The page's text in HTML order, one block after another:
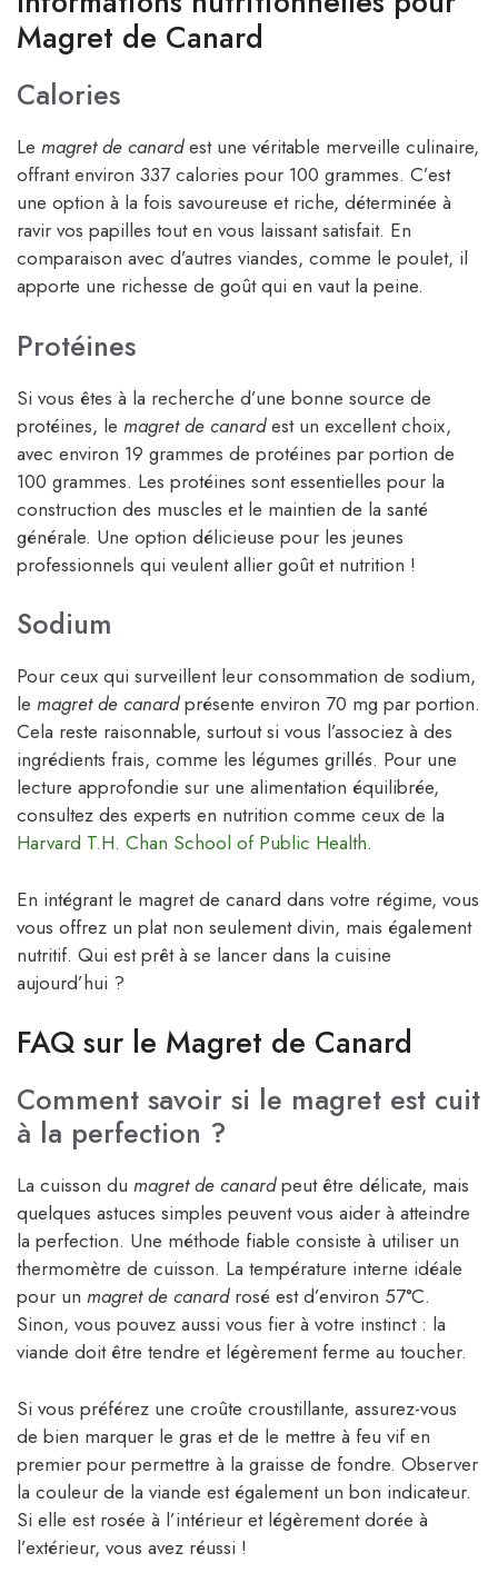
Magret de Canard
Calories
Le magret de canardest une véritable merveille culinaire,
offrant environ 337 calories pour 100 grammes. C’est
une option à la fois savoureuse et riche, déterminée à
ravir vos papilles tout en vous laissant satisfait. En
comparaison avec d’autres viandes, comme le poulet, il
apporte une richesse de goût qui en vaut la peine.
Protéines
Si vous êtes à la recherche d’une bonne source de
protéines, le magret de canardest un excellent choix,
avec environ 19 grammes de protéines par portion de
100 grammes. Les protéines sont essentielles pour la
construction des muscles et le maintien de la santé
générale. Une option délicieuse pour les jeunes
professionnels qui veulent allier goût et nutrition !
Sodium
Pour ceux qui surveillent leur consommation de sodium,
le magret de canardprésente environ 70 mg par portion.
Cela reste raisonnable, surtout si vous l’associez à des
ingrédients frais, comme les légumes grillés. Pour une
lecture approfondie sur une alimentation équilibrée,
consultez des experts en nutrition comme ceux de la
Harvard T.H. Chan School of Public Health.
En intégrant le magret de canard dans votre régime, vous
vous offrez un plat non seulement divin, mais également
nutritif. Qui est prêt à se lancer dans la cuisine
aujourd’hui ?
FAQ sur le Magret de Canard
Comment savoir si le magret est cuit
à la perfection ?
La cuisson du magret de canardpeut être délicate, mais
quelques astuces simples peuvent vous aider à atteindre
la perfection. Une méthode fiable consiste à utiliser un
thermomètre de cuisson. La température interne idéale
pour un magret de canardrosé est d’environ 57°C.
Sinon, vous pouvez aussi vous fier à votre instinct : la
viande doit être tendre et légèrement ferme au toucher.
Si vous préférez une croûte croustillante, assurez-vous
de bien marquer le gras et de le mettre à feu vif en
premier pour permettre à la graisse de fondre. Observer
la couleur de la viande est également un bon indicateur.
Si elle est rosée à l’intérieur et légèrement dorée à
l’extérieur, vous avez réussi !